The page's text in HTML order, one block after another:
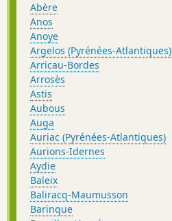
Abère
Anos
Anoye
Argelos (Pyrénées-Atlantiques)
Arricau-Bordes
Arrosès
Astis
Aubous
Auga
Auriac (Pyrénées-Atlantiques)
Aurions-Idernes
Aydie
Baleix
Baliracq-Maumusson
Barinque